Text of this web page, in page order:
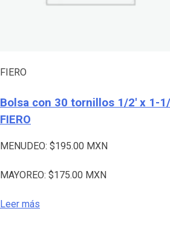
FIERO
Bolsa con 30 tornillos 1/2′ x 1-
FIERO
MENUDEO: $195.00 MXN
MAYOREO: $175.00 MXN
Leer más